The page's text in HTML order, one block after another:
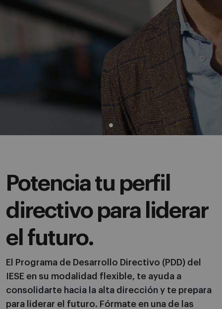
Potencia tu perfil
directivo para liderar
el futuro.
El Programa de Desarrollo Directivo (PDD) del
IESE en su modalidad flexible, te ayuda a
consolidarte hacia la alta dirección y te prepara
para liderar el futuro. Fórmate en una de las